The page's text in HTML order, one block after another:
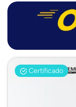
Certificado